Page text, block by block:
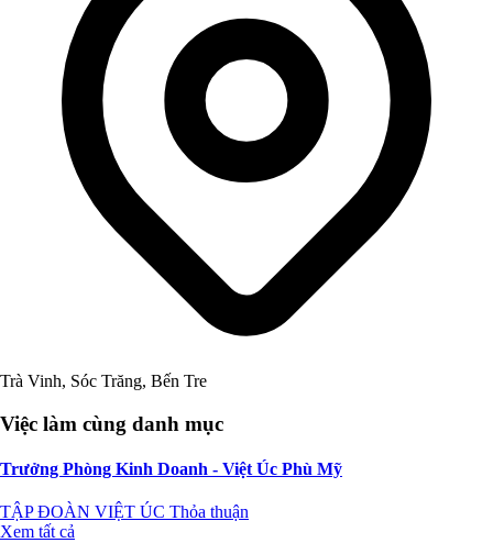
Trà Vinh, Sóc Trăng, Bến Tre
Việc làm cùng danh mục
Trưởng Phòng Kinh Doanh - Việt Úc Phù Mỹ
TẬP ĐOÀN VIỆT ÚC Thỏa thuận
Xem tất cả